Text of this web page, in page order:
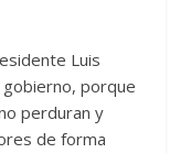
Luis
porque
perduran y
de forma